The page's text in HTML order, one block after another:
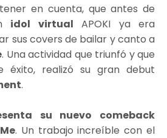
en cuenta, que antes de
idol virtual APOKI ya era
sus covers de bailar y canto a
. Una actividad que triunfó y que
éxito, realizó su gran debut
.
su nuevo comeback
. Un trabajo increíble con el